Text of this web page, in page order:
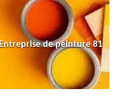
Entreprise de peinture 81